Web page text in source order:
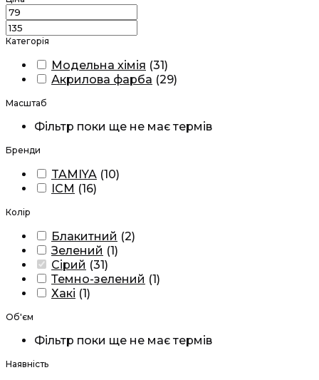
Категорія
Модельна хімія (31)
Акрилова фарба (29)
Масштаб
Фільтр поки ще не має термів
Бренди
TAMIYA (10)
ICM (16)
Колір
Блакитний (2)
Зелений (1)
Сірий (31)
Темно-зелений (1)
Хакі (1)
Об'єм
Фільтр поки ще не має термів
Наявність